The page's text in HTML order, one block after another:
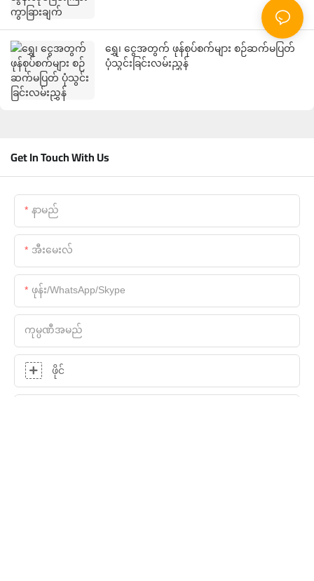
ရွှေ၊ ငွေအတွက် ဖုန်စုပ်စက်များ စဉ်ဆက်မပြတ်
ပုံသွင်းခြင်းလမ်းညွှန်
Get In Touch With Us
နာမည်
အီးမေးလ်
ဖုန်း/WhatsApp/Skype
ကုမ္ပဏီအမည်
ဖိုင်